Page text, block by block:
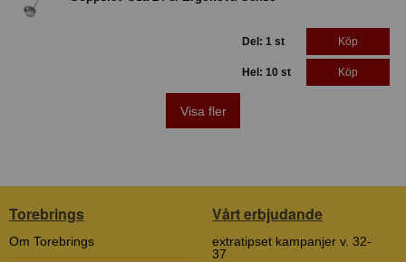
Del: 1 st Köp
Hel: 10 st Köp
Visa fler
Torebrings
Om Torebrings
Vårt erbjudande
extratipset kampanjer v. 32-
37